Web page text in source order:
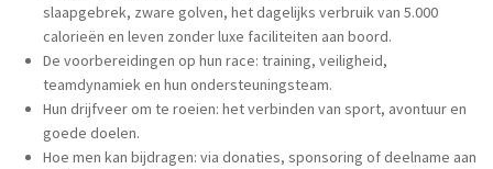
slaapgebrek, zware golven, het dagelijks verbruik van 5.000
calorieën en leven zonder luxe faciliteiten aan boord.
De voorbereidingen op hun race: training, veiligheid,
teamdynamiek en hun ondersteuningsteam.
Hun drijfveer om te roeien: het verbinden van sport, avontuur en
goede doelen.
Hoe men kan bijdragen: via donaties, sponsoring of deelname aan